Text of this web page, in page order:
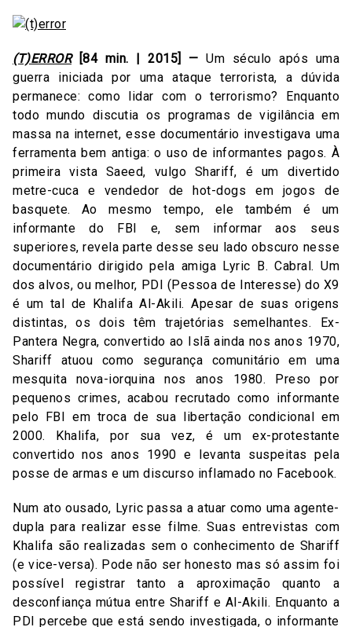
(T)ERROR [84 min. | 2015] — Um século após uma
guerra iniciada por uma ataque terrorista, a dúvida
permanece: como lidar com o terrorismo? Enquanto
todo mundo discutia os programas de vigilância em
massa na internet, esse documentário investigava uma
ferramenta bem antiga: o uso de informantes pagos. À
primeira vista Saeed, vulgo Shariff, é um divertido
metre-cuca e vendedor de hot-dogs em jogos de
basquete. Ao mesmo tempo, ele também é um
informante do FBI e, sem informar aos seus
superiores, revela parte desse seu lado obscuro nesse
documentário dirigido pela amiga Lyric B. Cabral. Um
dos alvos, ou melhor, PDI (Pessoa de Interesse) do X9
é um tal de Khalifa Al-Akili. Apesar de suas origens
distintas, os dois têm trajetórias semelhantes. Ex-
Pantera Negra, convertido ao Islã ainda nos anos 1970,
Shariff atuou como segurança comunitário em uma
mesquita nova-iorquina nos anos 1980. Preso por
pequenos crimes, acabou recrutado como informante
pelo FBI em troca de sua libertação condicional em
2000. Khalifa, por sua vez, é um ex-protestante
convertido nos anos 1990 e levanta suspeitas pela
posse de armas e um discurso inflamado no Facebook.
Num ato ousado, Lyric passa a atuar como uma agente-
dupla para realizar esse filme. Suas entrevistas com
Khalifa são realizadas sem o conhecimento de Shariff
(e vice-versa). Pode não ser honesto mas só assim foi
possível registrar tanto a aproximação quanto a
desconfiança mútua entre Shariff e Al-Akili. Enquanto a
PDI percebe que está sendo investigada, o informante